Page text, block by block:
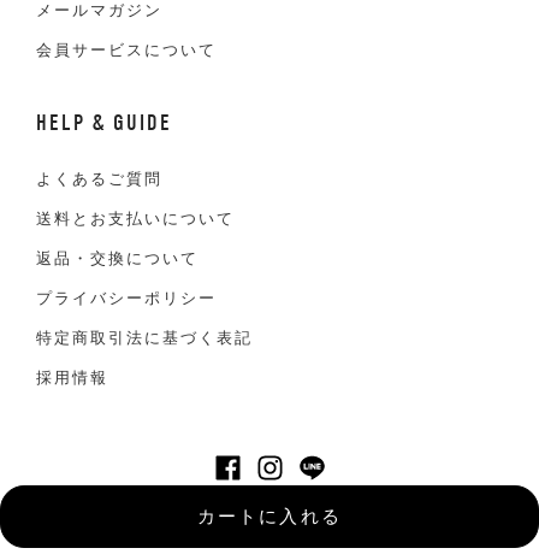
カートに入れる
メールマガジン
会員サービスについて
HELP & GUIDE
よくあるご質問
送料とお支払いについて
返品・交換について
プライバシーポリシー
特定商取引法に基づく表記
採用情報
©VAN JACKET INC. All Right reserved